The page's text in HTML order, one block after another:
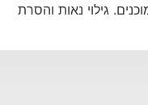
גילוי נאות והסרת